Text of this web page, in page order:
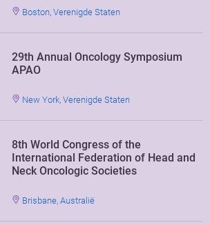
Boston, Verenigde Staten
29th Annual Oncology Symposium
APAO
New York, Verenigde Staten
8th World Congress of the
International Federation of Head and
Neck Oncologic Societies
Brisbane, Australië